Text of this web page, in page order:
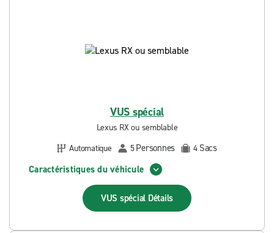
VUS spécial
Lexus RX ou semblable
Automatique
5Personnes 4 Sacs
Caractéristiques du véhicule
VUS spécial Détails